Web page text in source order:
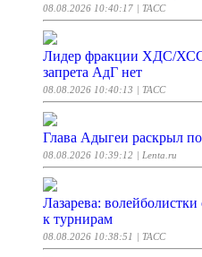
08.08.2026 10:40:17 | ТАСС
Лидер фракции ХДС/ХСС
запрета АдГ нет
08.08.2026 10:40:13 | ТАСС
Глава Адыгеи раскрыл
08.08.2026 10:39:12 | Lenta.ru
Лазарева:
к турнирам
08.08.2026 10:38:51 | ТАСС